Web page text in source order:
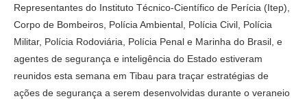
Representantes do Instituto Técnico-Científico de Perícia (Itep),
Corpo de Bombeiros, Polícia Ambiental, Polícia Civil, Polícia
Militar, Polícia Rodoviária, Polícia Penal e Marinha do Brasil, e
agentes de segurança e inteligência do Estado estiveram
reunidos esta semana em Tibau para traçar estratégias de
ações de segurança a serem desenvolvidas durante o veraneio